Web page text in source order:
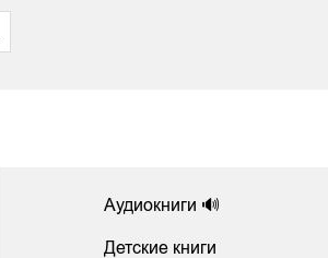
Аудиокниги 🔊
Детские книги